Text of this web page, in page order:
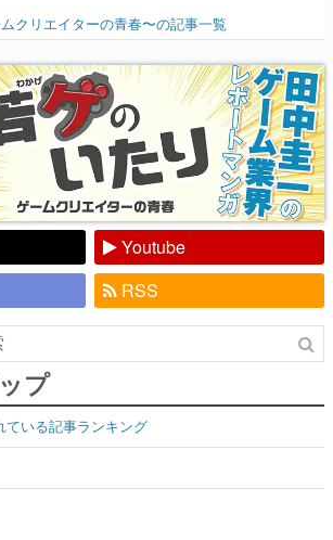
開く。業界の快男児・松山 洋に流れる血は
『少年ジャンプ』色だった【若ゲのいた
り】
クリエイターの青春〜の記事一覧
Youtube
RSS
プ
ている記事ランキング